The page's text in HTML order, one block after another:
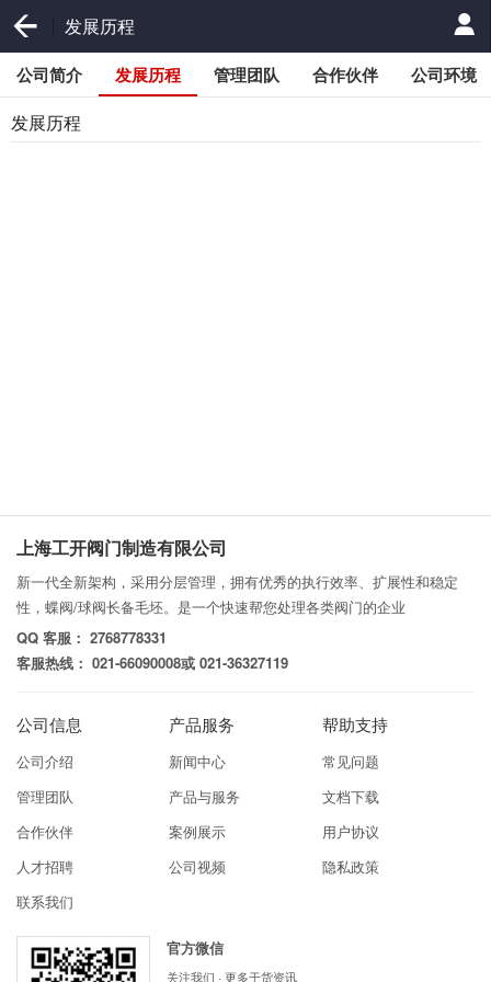
发展历程
公司简介 发展历程 管理团队 合作伙伴 公司环境
发展历程
上海工开阀门制造有限公司
新一代全新架构，采用分层管理，拥有优秀的执行效率、扩展性和稳定
性，蝶阀/球阀长备毛坯。是一个快速帮您处理各类阀门的企业
QQ 客服： 2768778331
客服热线： 021-66090008或 021-36327119
公司信息
公司介绍
管理团队
合作伙伴
人才招聘
联系我们
产品服务
新闻中心
产品与服务
案例展示
公司视频
帮助支持
常见问题
文档下载
用户协议
隐私政策
官方微信
关注我们 · 更多干货资讯